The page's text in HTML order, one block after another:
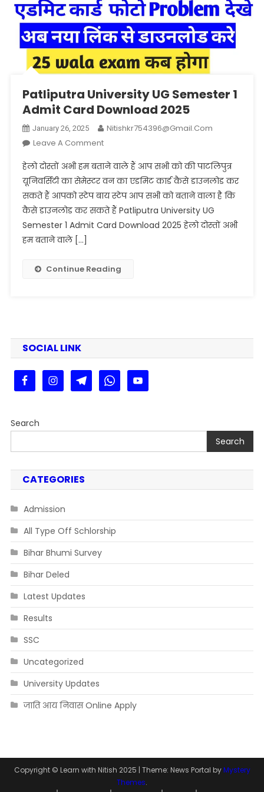
Patliputra University UG Semester 1
Admit Card Download 2025
January 26, 2025
Nitishkr754396@gmail.com
Leave A CommentOn
University
UG
Semester
1
Admit
2025
हेलो दोस्तों अभी हम बताने वाले हैं आप सभी को की पाटलिपुत्र
यूनिवर्सिटी का सेमेस्टर वन का एडमिट कार्ड कैसे डाउनलोड कर
सकते हैं आपको स्टेप बाय स्टेप आप सभी को बताने वाला है कि
कैसे डाउनलोड कर सकते हैं Patliputra University UG
Semester 1 Admit Card Download 2025 हेलो दोस्तों अभी
हम बताने वाले […]
Continue Reading
SOCIAL LINK
Search
Search
CATEGORIES
Admission
All Type Off Schlorship
Bihar Bhumi Survey
Bihar Deled
Latest Updates
Results
SSC
Uncategorized
University Updates
जाति आय निवास Online Apply
Copyright © Learn with Nitish 2025 | Theme: News Portal byMystery
Themes.